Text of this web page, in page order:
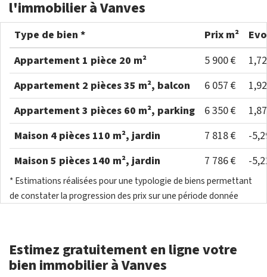
l'immobilier à Vanves
Type de bien * Prix m²
Appartement 1 pièce 20 m²
5 900 €
Appartement 2 pièces 35 m², balcon
6 057 €
Appartement 3 pièces 60 m², parking
6 350 €
Maison 4 pièces 110 m², jardin
7 818 €
-
Maison 5 pièces 140 m², jardin
7 786 € -
* Estimations réalisées pour une typologie de biens permettant
de constater la progression des prix sur une période donnée
Estimez gratuitement en ligne votre
bien immobilier à Vanves